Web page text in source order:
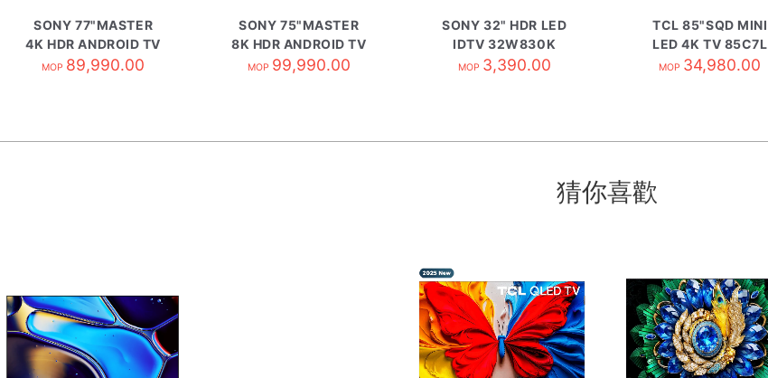
SONY 77"MASTER
4K HDR ANDROID TV
KD-77A9G
MOP 89,990.00
SONY 75"MASTER
8K HDR ANDROID TV
KD-Z9J
MOP 99,990.00
SONY 32" HDR LED
IDTV 32W830K
MOP 3,390.00
TCL 85"SQD MINI
LED 4K TV 85C7L
MOP 34,980.00
猜你喜歡